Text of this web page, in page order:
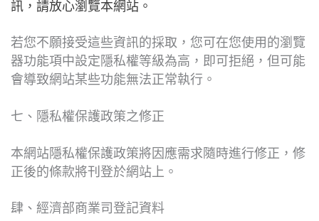
訊，請放心瀏覽本網站。
若您不願接受這些資訊的採取，您可在您使用的瀏覽
器功能項中設定隱私權等級為高，即可拒絕，但可能
會導致網站某些功能無法正常執行。
七、隱私權保護政策之修正
本網站隱私權保護政策將因應需求隨時進行修正，修
正後的條款將刊登於網站上。
肆、經濟部商業司登記資料